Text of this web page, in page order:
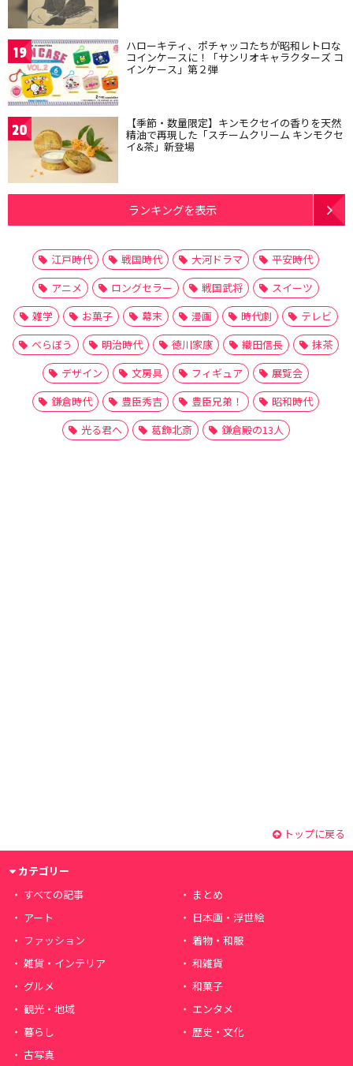
19 ハローキティ、ポチャッコたちが昭和レトロな
コインケースに！「サンリオキャラクターズ コ
インケース」第２弾
20 【季節・数量限定】キンモクセイの香りを天然
精油で再現した「スチームクリーム キンモクセ
イ&茶」新登場
ランキングを表示
江戸時代 戦国時代 大河ドラマ
平安時代
アニメ
ロングセラー 戦国武将
スイーツ
雑学
お菓子 幕末 漫画 時代劇
テレビ
べらぼう
明治時代 徳川家康 織田信長
抹茶
デザイン
文房具 フィギュア
展覧会
鎌倉時代
豊臣秀吉 豊臣兄弟！
昭和時代
光る君へ
葛飾北斎 鎌倉殿の13人
トップに戻る
カテゴリー
すべての記事
まとめ
アート
日本画・浮世絵
ファッション
着物・和服
雑貨・インテリア
和雑貨
グルメ
和菓子
観光・地域
エンタメ
暮らし
歴史・文化
古写真